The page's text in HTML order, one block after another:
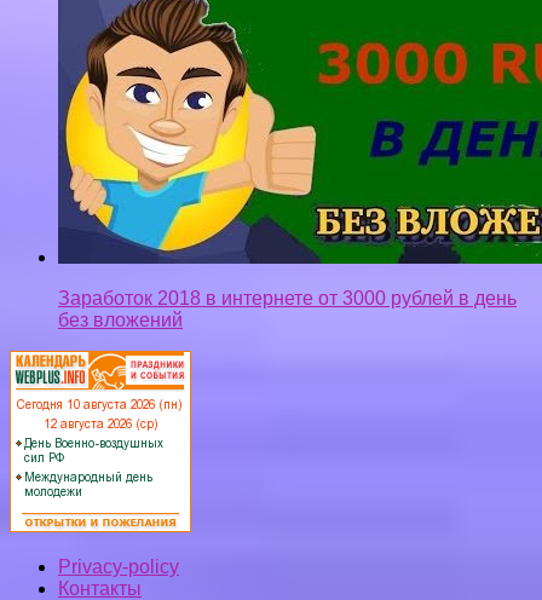
Заработок 2018 в интернете от 3000 рублей в день
без вложений
Privacy-policy
Контакты